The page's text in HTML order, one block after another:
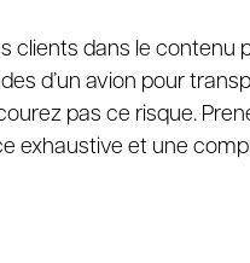
clients dans le contenu
d’un avion pour
pas ce risque.
exhaustive et une